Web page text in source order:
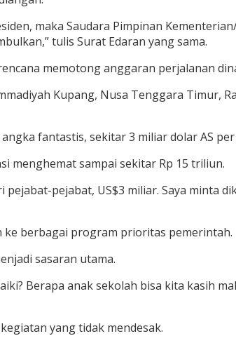
maka Saudara Pimpinan
tulis Surat Edaran yang sama.
memotong anggaran perjalanan
Kupang, Nusa Tenggara Timur,
fantastis, sekitar 3 miliar dolar AS
menghemat sampai sekitar Rp 15 triliun.
pejabat, US$3 miliar. Saya minta
ke berbagai program prioritas pemerintah.
sasaran utama.
Berapa anak sekolah bisa kita kasih
yang tidak mendesak.